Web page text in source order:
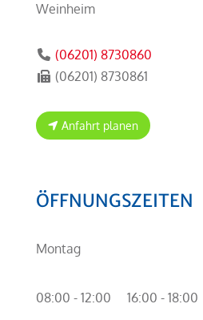
Weinheim
(06201) 8730860
(06201) 8730861
Anfahrt planen
ÖFFNUNGSZEITEN
Montag
08:00 - 12:00
16:00 - 18:00